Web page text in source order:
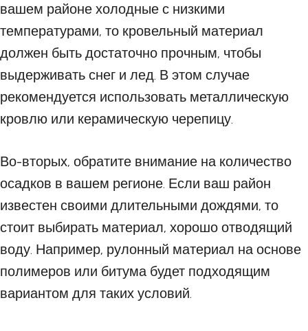
вашем районе холодные с низкими
температурами, то кровельный материал
должен быть достаточно прочным, чтобы
выдерживать снег и лед. В этом случае
рекомендуется использовать металлическую
кровлю или керамическую черепицу.
Во-вторых, обратите внимание на количество
осадков в вашем регионе. Если ваш район
известен своими длительными дождями, то
стоит выбирать материал, хорошо отводящий
воду. Например, рулонный материал на основе
полимеров или битума будет подходящим
вариантом для таких условий.